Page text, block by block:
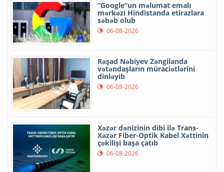
“Google”un məlumat emalı
mərkəzi Hindistanda etirazlara
səbəb olub
06-08-2026
Rəşad Nəbiyev Zəngilanda
vətəndaşların müraciətlərini
dinləyib
06-08-2026
Xəzər dənizinin dibi ilə Trans-
Xəzər Fiber-Optik Kabel Xəttinin
çəkilişi başa çatıb
06-08-2026